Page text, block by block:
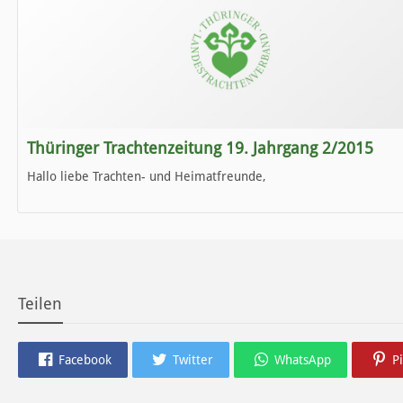
Thüringer Trachtenzeitung 19. Jahrgang 2/2015
Hallo liebe Trachten- und Heimatfreunde,
Teilen
Facebook Twitter WhatsApp